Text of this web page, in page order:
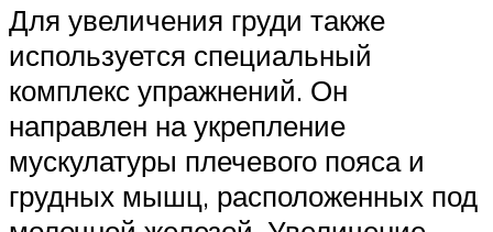
Для увеличения груди также
используется специальный
комплекс упражнений. Он
направлен на укрепление
мускулатуры плечевого пояса и
грудных мышц, расположенных под